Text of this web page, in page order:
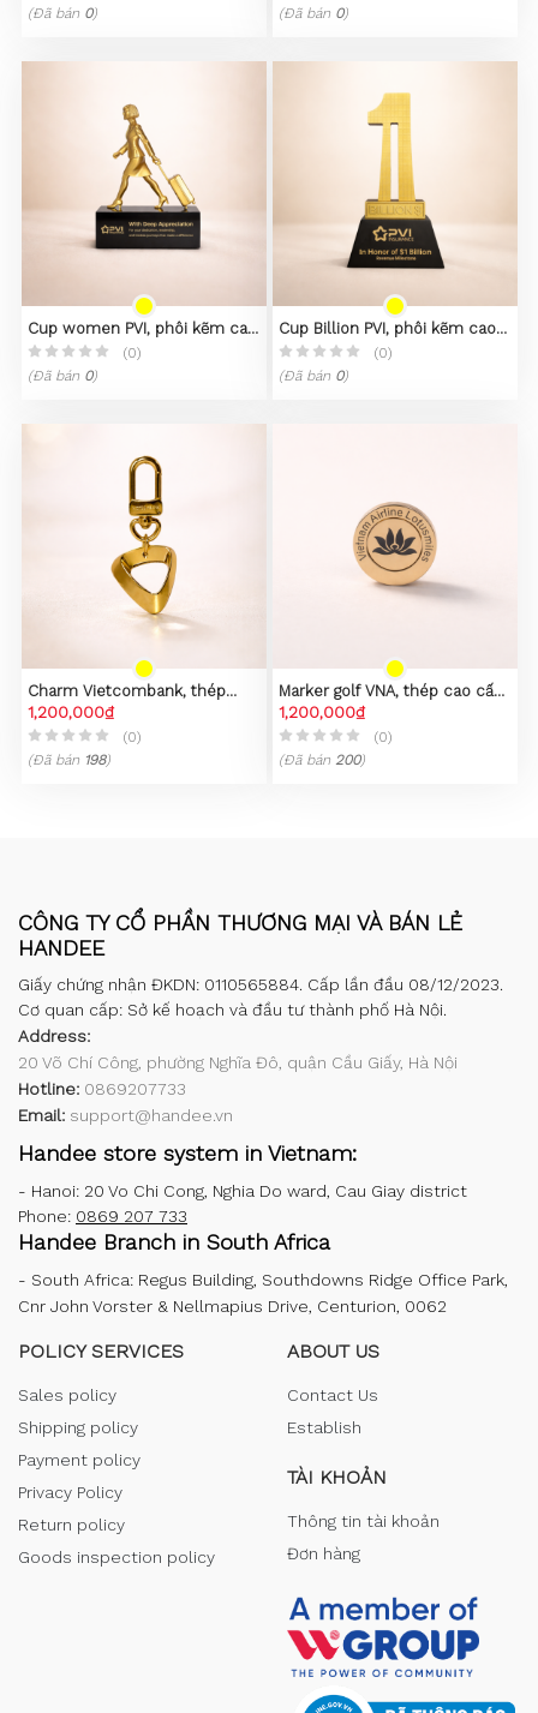
(Đã bán 0)
(Đã bán 0)
Cup women PVI, phôi kẽm cao
cấp
(0)
(Đã bán 0)
Cup Billion PVI, phôi kẽm cao
cấp
(0)
(Đã bán 0)
Charm Vietcombank, thép
không gỉ 316L, mạ vàng 23k
1,200,000₫
(0)
(Đã bán 198)
Marker golf VNA, thép cao cấp,
mạ PVD vàng 23K
1,200,000₫
(0)
(Đã bán 200)
CÔNG TY CỔ PHẦN THƯƠNG MẠI VÀ BÁN LẺ
HANDEE
Giấy chứng nhận ĐKDN: 0110565884. Cấp lần đầu 08/12/2023.
Cơ quan cấp: Sở kế hoạch và đầu tư thành phố Hà Nội.
Address:
20 Võ Chí Công, phường Nghĩa Đô, quận Cầu Giấy, Hà Nội
Hotline: 0869207733
Email: support@handee.vn
Handee store system in Vietnam:
- Hanoi: 20 Vo Chi Cong, Nghia Do ward, Cau Giay district
Phone: 0869 207 733
Handee Branch in South Africa
- South Africa: Regus Building, Southdowns Ridge Office Park,
Cnr John Vorster & Nellmapius Drive, Centurion, 0062
POLICY SERVICES
Sales policy
Shipping policy
Payment policy
Privacy Policy
Return policy
Goods inspection policy
ABOUT US
Contact Us
Establish
TÀI KHOẢN
Thông tin tài khoản
Đơn hàng